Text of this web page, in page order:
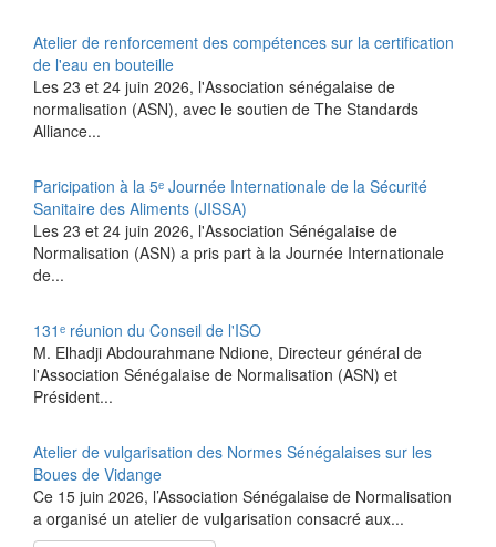
Atelier de renforcement des compétences sur la certification
de l'eau en bouteille
Les 23 et 24 juin 2026, l'Association sénégalaise de
normalisation (ASN), avec le soutien de The Standards
Alliance...
Paricipation à la 5ᵉ Journée Internationale de la Sécurité
Sanitaire des Aliments (JISSA)
‎Les 23 et 24 juin 2026, l'Association Sénégalaise de
Normalisation (ASN) a pris part à la Journée Internationale
de...
131ᵉ réunion du Conseil de l'ISO
M. Elhadji Abdourahmane Ndione, Directeur général de
l'Association Sénégalaise de Normalisation (ASN) et
Président...
Atelier de vulgarisation des Normes Sénégalaises sur les
Boues de Vidange
Ce 15 juin 2026, l’Association Sénégalaise de Normalisation
a organisé un atelier de vulgarisation consacré aux...